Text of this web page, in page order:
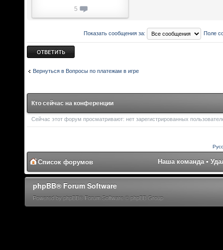
5
Показать сообщения за: Поле
Ответить
Вернуться в Вопросы по платежам в игре
Кто сейчас на конференции
Сейчас этот форум просматривают: нет зарегистрированных
Список форумов Наша команда •
phpBB® Forum Software
Powered by phpBB® Forum Software © phpBB Group